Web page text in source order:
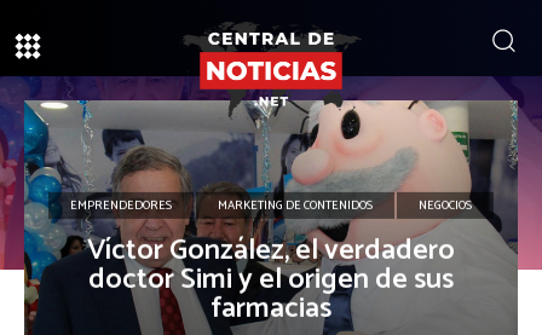
EMPRENDEDORES MARKETING DE CONTENIDOS NEGOCIOS
Víctor González, el verdadero
doctor Simi y el origen de sus
farmacias